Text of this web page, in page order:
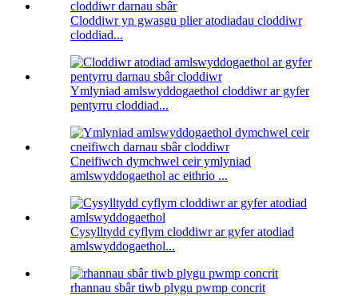
Cloddiwr yn gwasgu plier atodiadau cloddiwr
cloddiad...
Ymlyniad amlswyddogaethol cloddiwr ar gyfer
pentyrru cloddiad...
Cneifiwch dymchwel ceir ymlyniad
amlswyddogaethol ac eithrio ...
Cysylltydd cyflym cloddiwr ar gyfer atodiad
amlswyddogaethol...
rhannau sbâr tiwb plygu pwmp concrit